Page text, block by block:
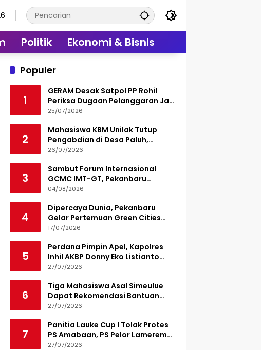
Politik Ekonomi & Bisnis
Populer
1
GERAM Desak Satpol PP Rohil
Periksa Dugaan Pelanggaran Jam
Operasional Hiburan Malam
25/07/2026
2
Mahasiswa KBM Unilak Tutup
Pengabdian di Desa Paluh,
Tinggalkan Jejak Edukasi Hukum
26/07/2026
3
Sambut Forum Internasional
GCMC IMT-GT, Pekanbaru
Matangkan Seluruh Persiapan
04/08/2026
4
Dipercaya Dunia, Pekanbaru
Gelar Pertemuan Green Cities
Mayor Council IMT-GT 2026
17/07/2026
5
Perdana Pimpin Apel, Kapolres
Inhil AKBP Donny Eko Listianto
Tekankan Disiplin
27/07/2026
6
Tiga Mahasiswa Asal Simeulue
Dapat Rekomendasi Bantuan
Pendidikan dari Jamaluddin
27/07/2026
7
Panitia Lauke Cup I Tolak Protes
PS Amabaan, PS Pelor Lamerem
Menang WO 3-0
27/07/2026